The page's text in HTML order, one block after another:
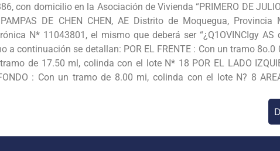
con domicilio en la Asociación de Vivienda “PRIMERO DE
DE CHEN CHEN, AE Distrito de Moquegua, Provincia
N* 11043801, el mismo que deberá ser “¿Q1OVINCIgy AS
continuación se detallan: POR EL FRENTE : Con un tramo 8o.0
de 17.50 ml, colinda con el lote N* 18 POR EL LADO
: Con un tramo de 8.00 mi, colinda con el lote N? 8